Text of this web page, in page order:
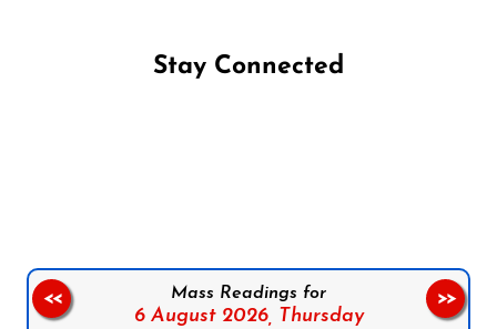
Stay Connected
Mass Readings for
6 August 2026,
Thursday
<< >>